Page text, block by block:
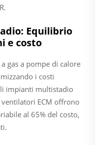
Equilibrio
e costo
gas a pompe di calore
i costi
impianti multistadio
ECM offrono
al 65% del costo,